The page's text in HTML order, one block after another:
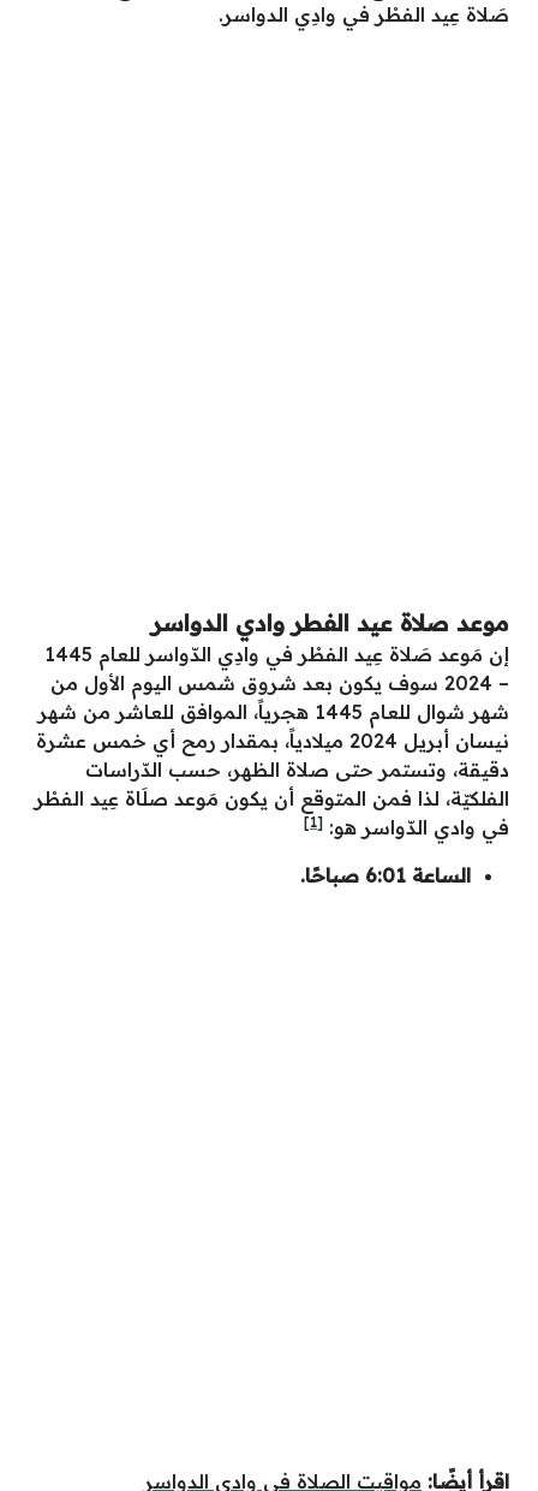
صَلاة عِيد الفطْر في وادِي الدواسر.
موعد صلاة عيد الفطر وادي الدواسر
إن مَوعد صَلاة عِيد الفطْر في وادِي الدّواسر للعام 1445
– 2024 سوف يكون بعد شروق شمس اليوم الأول من
شهر شوال للعام 1445 هجرياً، الموافق للعاشر من شهر
نيسان أبريل 2024 ميلادياً، بمقدار رمح أي خمس عشرة
دقيقة، وتستمر حتى صلاة الظهر، حسب الدّراسات
الفلكيّة، لذا فمن المتوقع أن يكون مَوعد صلَاة عِيد الفطْر
في وادي الدّواسر هو: [1]
الساعة 6:01 صباحًا.
اقرأ أيضًا: مواقيت الصلاة في وادي الدواسر